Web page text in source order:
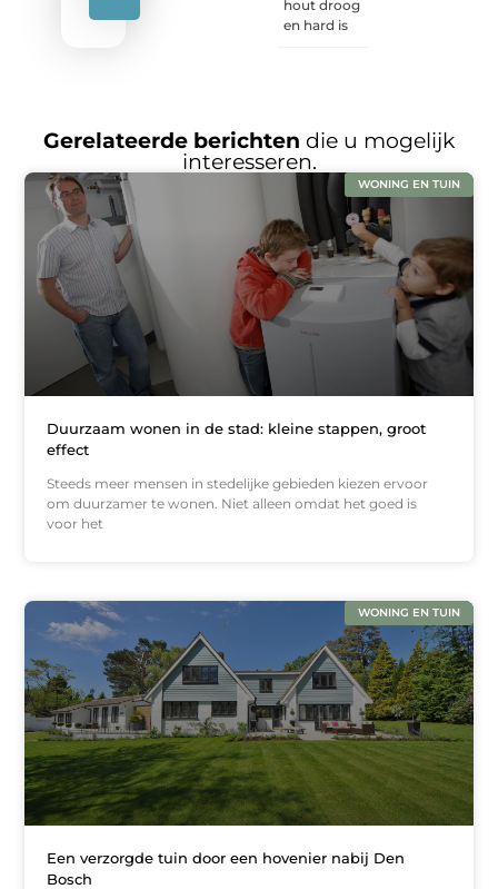
hout droog
en hard is
Gerelateerde berichten die u mogelijk
interesseren.
WONING EN TUIN
Duurzaam wonen in de stad: kleine stappen, groot
effect
Steeds meer mensen in stedelijke gebieden kiezen ervoor
om duurzamer te wonen. Niet alleen omdat het goed is
voor het
WONING EN TUIN
Een verzorgde tuin door een hovenier nabij Den
Bosch